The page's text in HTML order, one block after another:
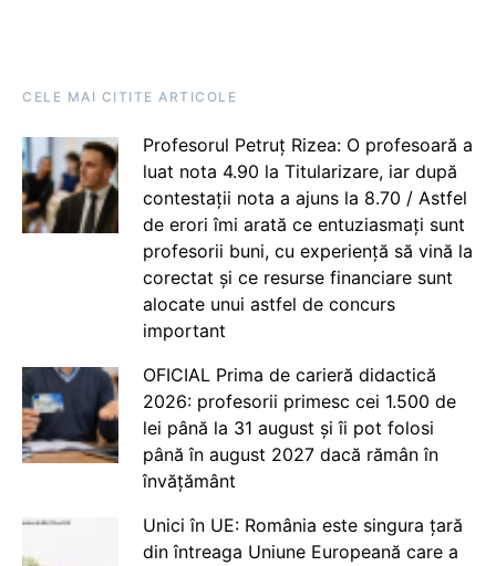
CELE MAI CITITE ARTICOLE
Profesorul Petruț Rizea: O profesoară a
luat nota 4.90 la Titularizare, iar după
contestații nota a ajuns la 8.70 / Astfel
de erori îmi arată ce entuziasmați sunt
profesorii buni, cu experiență să vină la
corectat și ce resurse financiare sunt
alocate unui astfel de concurs
important
OFICIAL Prima de carieră didactică
2026: profesorii primesc cei 1.500 de
lei până la 31 august și îi pot folosi
până în august 2027 dacă rămân în
învățământ
Unici în UE: România este singura țară
din întreaga Uniune Europeană care a